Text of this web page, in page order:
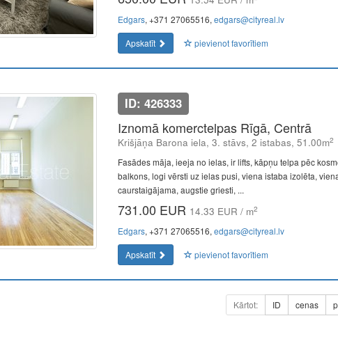
Edgars, +371 27065516, edgars@cityreal.lv
Apskatīt
pievienot favorītiem
ID: 426333
Iznomā komerctelpas Rīgā, Centrā
Krišjāņa Barona iela, 3. stāvs, 2 istabas, 51.00m2
Fasādes māja, ieeja no ielas, ir lifts, kāpņu telpa pēc
balkons, logi vērsti uz ielas pusi, viena istaba izolēta,
caurstaigājama, augstie griesti, ...
731.00 EUR 14.33 EUR / m2
Edgars, +371 27065516, edgars@cityreal.lv
Apskatīt
pievienot favorītiem
Kārtot: ID cenas